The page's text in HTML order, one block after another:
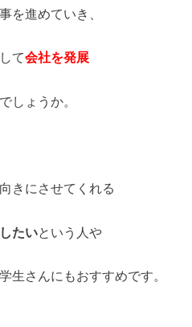
を進めていき、
て会社を発展
しょうか。
きにさせてくれる
たいという人や
生さんにもおすすめです。